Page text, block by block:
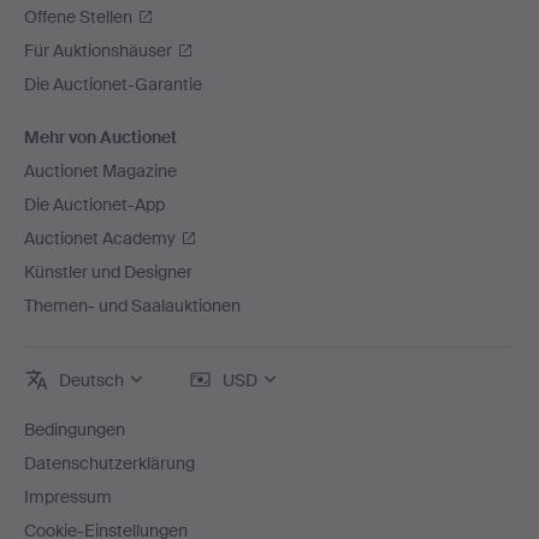
Offene Stellen
Für Auktionshäuser
Die Auctionet-Garantie
Mehr von Auctionet
Auctionet Magazine
Die Auctionet-App
Auctionet Academy
Künstler und Designer
Themen- und Saalauktionen
Deutsch USD
Bedingungen
Datenschutzerklärung
Impressum
Cookie-Einstellungen